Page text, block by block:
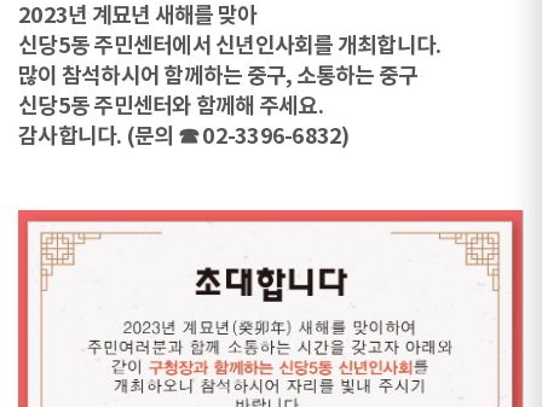
2023년 계묘년 새해를 맞아
신당5동 주민센터에서 신년인사회를 개최합니다.
많이 참석하시어 함께하는 중구, 소통하는 중구
신당5동 주민센터와 함께해 주세요.
감사합니다. (문의 ☎ 02-3396-6832)